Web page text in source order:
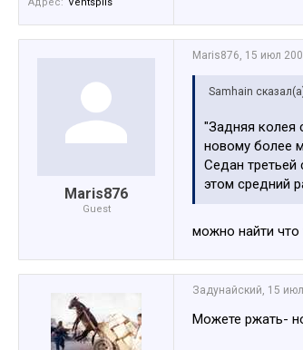
Адрес: Ventspils
Maris876
Guest
Maris876, 15 июл
Samhain
"Задняя колея
новому более
Седан третьей
этом средний
можно найти что
Задунайский, 15
Можете ржать-